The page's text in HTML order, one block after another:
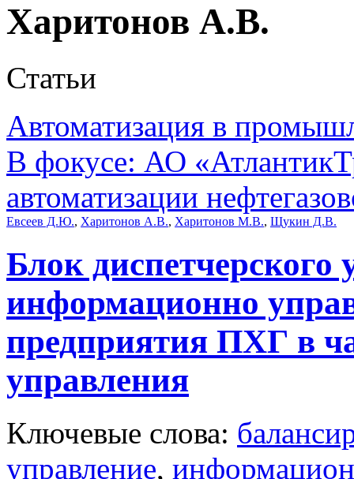
Харитонов А.В.
Статьи
Автоматизация в
В фокусе: АО
автоматизации
Евсеев Д.Ю., Харитонов А.В., Харитонов М.В., Щукин Д.В.
Блок диспетчерского
информационно
предприятия ПХГ в
управления
Ключевые слова:
управление,